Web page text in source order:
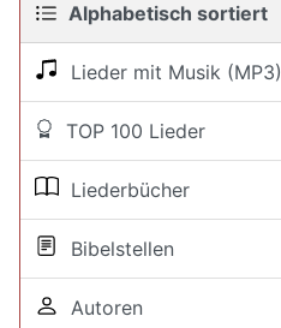
Alphabetisch sortiert
Lieder mit Musik (MP3)
TOP 100 Lieder
Liederbücher
Bibelstellen
Autoren